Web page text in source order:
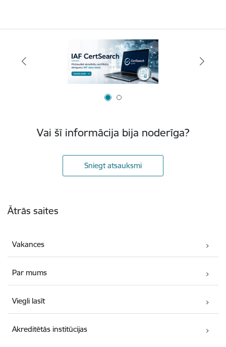
Vai šī informācija bija noderīga?
Sniegt atsauksmi
Ātrās saites
Vakances
Par mums
Viegli lasīt
Akreditētās institūcijas